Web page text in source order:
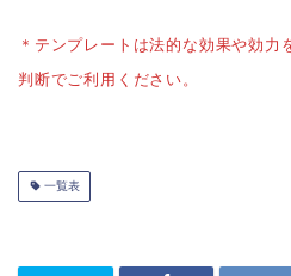
＊テンプレートは法的な効果や効力
判断でご利用ください。
一覧表